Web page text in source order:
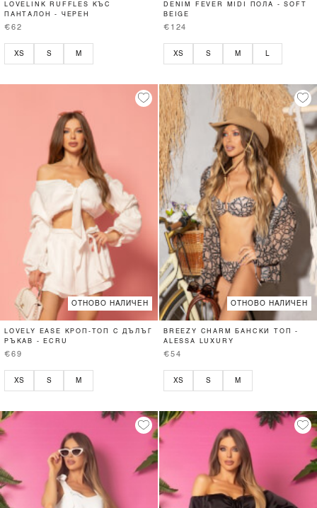
LOVELINK RUFFLES КЪС
ПАНТАЛОН - ЧЕРЕН
€62
XS S M
DENIM FEVER MIDI ПОЛА - SOFT
BEIGE
€124
XS S M
ОТНОВО НАЛИЧЕН
LOVELY EASE КРОП-ТОП С ДЪЛЪГ
РЪКАВ - ECRU
€69
XS S M
ОТНОВО НАЛИЧЕН
BREEZY CHARM БАНСКИ ТОП -
ALESSA LUXURY
€54
XS S M